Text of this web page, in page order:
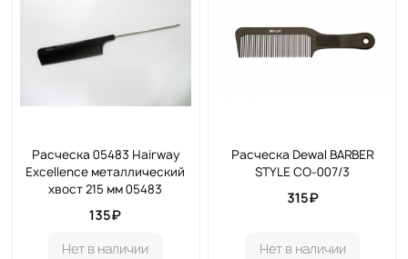
Расческа 05483 Hairway
Excellence металлический
хвост 215 мм 05483
135₽
Нет в наличии
Расческа Dewal BARBER
STYLE CO-007/3
315₽
Нет в наличии